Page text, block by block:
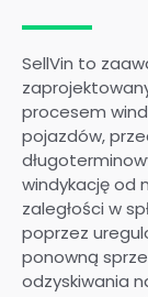
SellVin to
procesem
pojazdów,
windykację od
zaległości w
poprzez
ponowną
odzyskiwania